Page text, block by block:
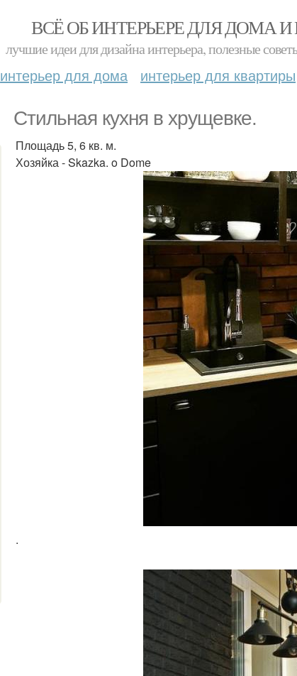
ВСЁ ОБ ИНТЕРЬЕРЕ ДЛЯ ДОМА
лучшие идеи для дизайна интерьера, полезные
интерьер для дома интерьер для квартиры
Стильная кухня в хрущевке.
Площадь 5, 6 кв. м.
Хозяйка - Skazka. o Dome
.